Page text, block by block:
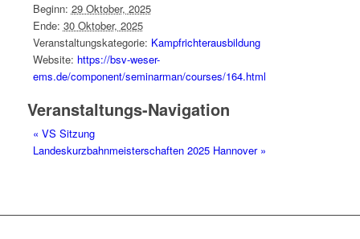
Beginn: 29 Oktober, 2025
Ende: 30 Oktober, 2025
Veranstaltungskategorie: Kampfrichterausbildung
Website: https://bsv-weser-
ems.de/component/seminarman/courses/164.html
Veranstaltungs-Navigation
« VS Sitzung
Landeskurzbahnmeisterschaften 2025 Hannover »